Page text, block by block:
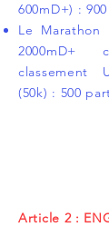
600mD+) :
Le
2000mD+
classement
(50k) : 500
Article 2 :